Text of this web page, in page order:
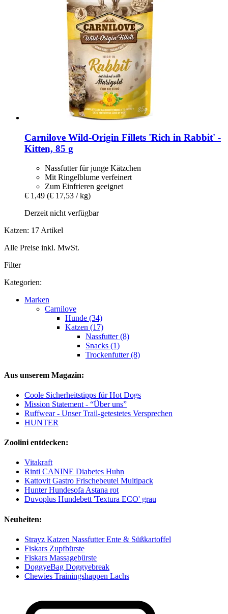
Carnilove Wild-​Origin Fillets 'Rich in Rabbit' -​
Kitten, 85 g
Nassfutter für junge Kätzchen
Mit Ringelblume verfeinert
Zum Einfrieren geeignet
€ 1,49 (€ 17,53 / kg)
Derzeit nicht verfügbar
Katzen: 17 Artikel
Alle Preise inkl. MwSt.
Filter
Kategorien:
Marken
Carnilove
Hunde (34)
Katzen (17)
Nassfutter (8)
Snacks (1)
Trockenfutter (8)
Aus unserem Magazin:
Coole Sicherheitstipps für Hot Dogs
Mission Statement - “Über uns”
Ruffwear - Unser Trail-getestetes Versprechen
HUNTER
Zoolini entdecken:
Vitakraft
Rinti CANINE Diabetes Huhn
Kattovit Gastro Frischebeutel Multipack
Hunter Hundesofa Astana rot
Duvoplus Hundebett 'Textura ECO' grau
Neuheiten:
Strayz Katzen Nassfutter Ente & Süßkartoffel
Fiskars Zupfbürste
Fiskars Massagebürste
DoggyeBag Doggyebreak
Chewies Trainingshappen Lachs